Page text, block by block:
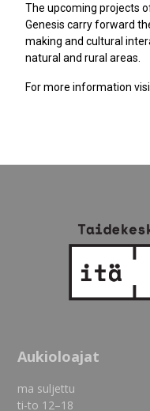
The upcoming projects
Genesis carry forward
making and cultural
natural and rural areas.
For more information
Aukioloajat
ma suljettu
ti-to 12–18